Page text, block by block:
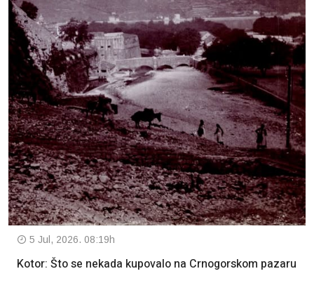
5 Jul, 2026. 08:19h
Kotor: Što se nekada kupovalo na Crnogorskom pazaru